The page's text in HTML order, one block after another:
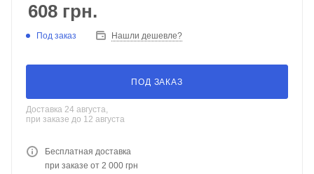
608 грн.
Под заказ Нашли дешевле?
ПОД ЗАКАЗ
Доставка 24 августа,
при заказе до 12 августа
Бесплатная доставка
при заказе от 2 000 грн